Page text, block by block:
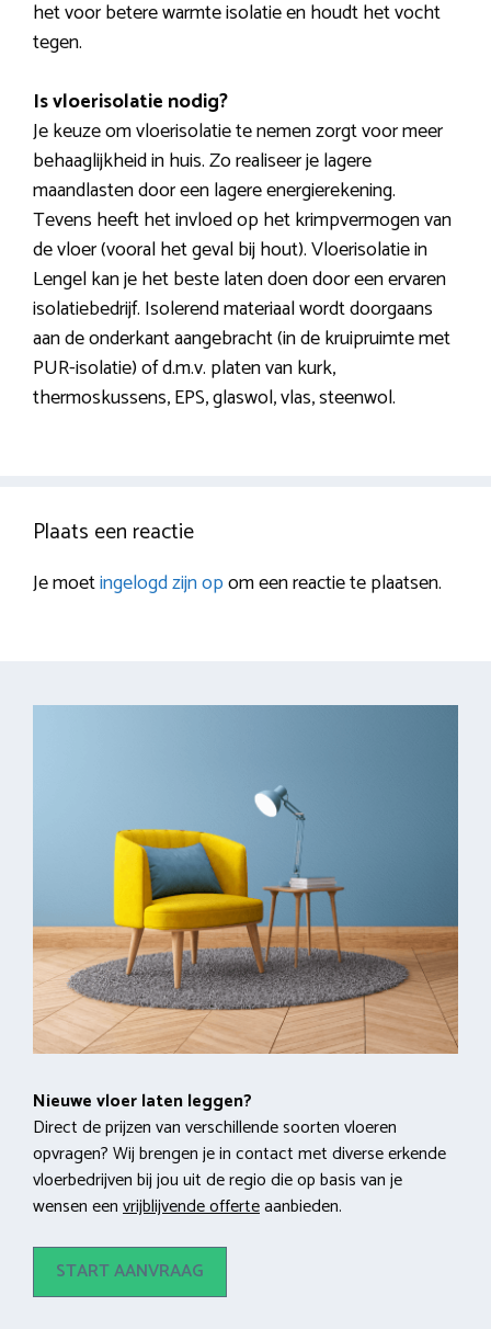
het voor betere warmte isolatie en houdt het vocht
tegen.
Is vloerisolatie nodig?
Je keuze om vloerisolatie te nemen zorgt voor meer
behaaglijkheid in huis. Zo realiseer je lagere
maandlasten door een lagere energierekening.
Tevens heeft het invloed op het krimpvermogen van
de vloer (vooral het geval bij hout). Vloerisolatie in
Lengel kan je het beste laten doen door een ervaren
isolatiebedrijf. Isolerend materiaal wordt doorgaans
aan de onderkant aangebracht (in de kruipruimte met
PUR-isolatie) of d.m.v. platen van kurk,
thermoskussens, EPS, glaswol, vlas, steenwol.
Plaats een reactie
Je moetingelogd zijn opom een reactie te plaatsen.
Nieuwe vloer laten leggen?
Direct de prijzen van verschillende soorten vloeren
opvragen? Wij brengen je in contact met diverse erkende
vloerbedrijven bij jou uit de regio die op basis van je
wensen eenvrijblijvende offerteaanbieden.
START AANVRAAG